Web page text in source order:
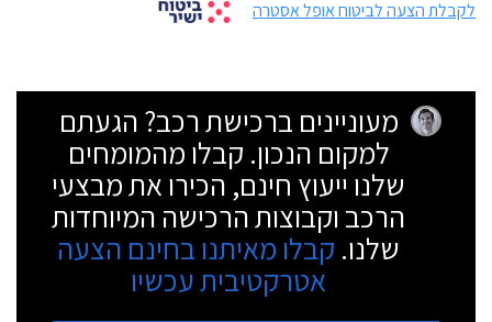
לקבלת הצעה לביטוח אופל אסטרה
מעוניינים ברכישת רכב? הגעתם
למקום הנכון. קבלו מהמומחים
שלנו ייעוץ חינם, הכירו את מבצעי
הרכב וקבוצות הרכישה המיוחדות
שלנו. קבלו מאיתנו בחינם הצעה
אטרקטיבית עכשיו